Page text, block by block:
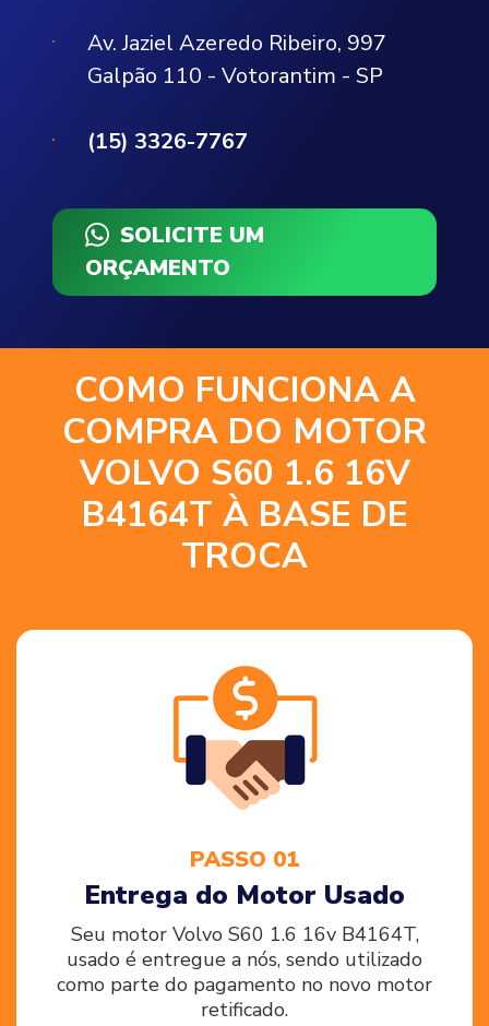
Av. Jaziel Azeredo Ribeiro, 997
Galpão 110 - Votorantim - SP
(15) 3326-7767
SOLICITE UM
ORÇAMENTO
COMO FUNCIONA A
COMPRA DO MOTOR
VOLVO S60 1.6 16V
B4164T À BASE DE
TROCA
PASSO 01
Entrega do Motor Usado
Seu motor Volvo S60 1.6 16v B4164T,
usado é entregue a nós, sendo utilizado
como parte do pagamento no novo motor
retificado.